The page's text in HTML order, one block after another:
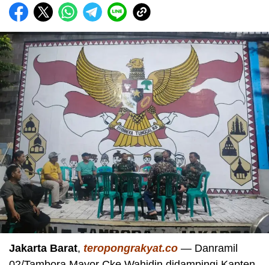
Jakarta Barat, teropongrakyat.co — Danramil